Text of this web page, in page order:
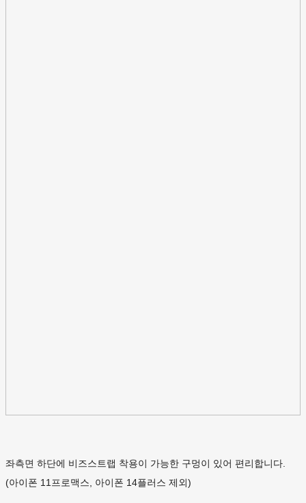
좌측면 하단에 비즈스트랩 착용이 가능한 구멍이 있어 편리합니다.
(아이폰 11프로맥스, 아이폰 14플러스 제외)